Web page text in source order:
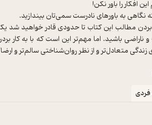
بردن مطالب این کتاب تا حدودی قادر خواهید شد
ناراضی باشید. اما مهم‌تر این است که با به کار
را تخریب می‌کند و آرامش و سلامت دوستان و
اشتباه شروع کنید، گم خواهید شد. چنین